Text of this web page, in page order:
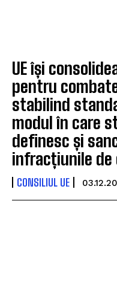
UE își
pentru
stabilind
modul în care
definesc și
infracțiunile de
CONSILIUL UE